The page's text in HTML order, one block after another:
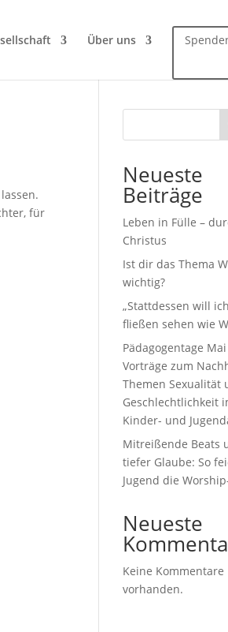
Über uns
für
Neueste
Beiträge
Leben in Fülle –
Christus
Ist dir das Thema
wichtig?
„Stattdessen will
fließen sehen wie
Pädagogentage
Vorträge zum
Themen Sexualität
Geschlechtlichkeit
Kinder- und
Mitreißende Beats
tiefer Glaube: So
Jugend die
Neueste
Keine Kommentare
vorhanden.